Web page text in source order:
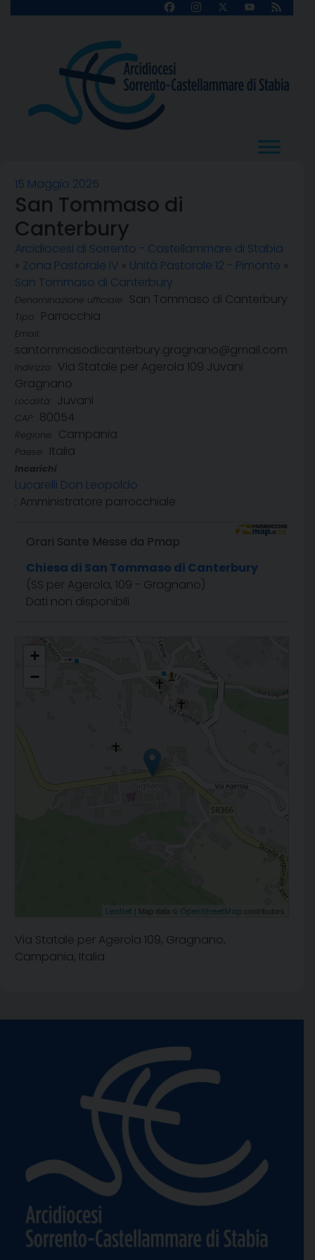
FacebookInstagram
X
YouTube
Feed
15 Maggio 2025
San Tommaso di
Canterbury
Arcidiocesi di Sorrento - Castellammare di Stabia
» Zona Pastorale IV » Unità Pastorale 12 - Pimonte »
San Tommaso di Canterbury
Denominazione ufficiale: San Tommaso di Canterbury
Tipo: Parrocchia
Email:
santommasodicanterbury.gragnano@gmail.com
Indirizzo:
Via Statale per Agerola 109 Juvani
Gragnano
Località: Juvani
CAP: 80054
Regione: Campania
Paese: Italia
Incarichi
Lucarelli Don Leopoldo
: Amministratore parrocchiale
Orari Sante Messe da Pmap
Chiesa di San Tommaso di Canterbury
(SS per Agerola, 109 - Gragnano)
Dati non disponibili
San Tommaso di Canterbury
+
−
Leaflet | Map data © OpenStreetMap contributors
Via Statale per Agerola 109, Gragnano,
Campania, Italia